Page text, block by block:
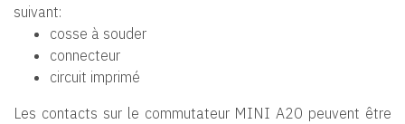
suivant:
cosse à souder
connecteur
circuit imprimé
Les contacts sur le commutateur MINI A20 peuvent être